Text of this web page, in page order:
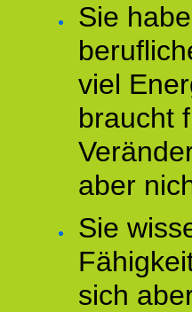
Sie
viel
braucht
aber
Sie
sich